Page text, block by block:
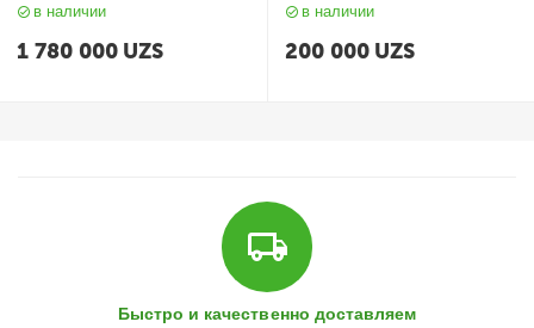
в наличии
1 780 000 UZS
в наличии
200 000 UZS
Быстро и качественно доставляем